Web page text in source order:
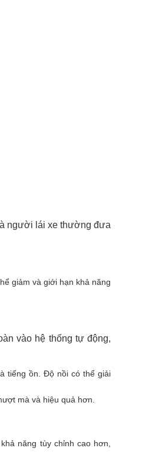
người lái xe thường đưa
giảm và giới hạn khả năng
vào hệ thống tự động,
tiếng ồn. Độ nồi có thể giải
mà và hiệu quả hơn.
năng tùy chỉnh cao hơn,